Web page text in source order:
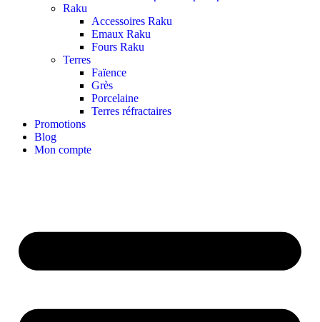
Raku
Accessoires Raku
Emaux Raku
Fours Raku
Terres
Faïence
Grès
Porcelaine
Terres réfractaires
Promotions
Blog
Mon compte